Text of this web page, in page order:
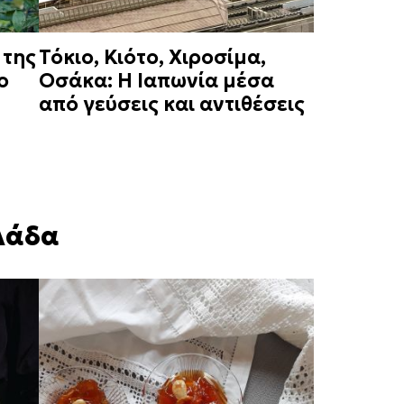
Τόκιο, Κιότο, Χιροσίμα,
Οσάκα: Η Ιαπωνία μέσα
από γεύσεις και αντιθέσεις